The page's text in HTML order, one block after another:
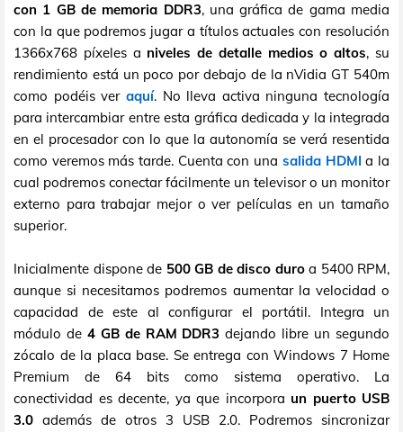
con 1 GB de memoria DDR3, una gráfica de gama media
con la que podremos jugar a títulos actuales con resolución
1366x768 píxeles a niveles de detalle medios o altos, su
rendimiento está un poco por debajo de la nVidia GT 540m
como podéis ver aquí. No lleva activa ninguna tecnología
para intercambiar entre esta gráfica dedicada y la integrada
en el procesador con lo que la autonomía se verá resentida
como veremos más tarde. Cuenta con una salida HDMIa la
cual podremos conectar fácilmente un televisor o un monitor
externo para trabajar mejor o ver películas en un tamaño
superior.
Inicialmente dispone de 500 GB de disco duroa 5400 RPM,
aunque si necesitamos podremos aumentar la velocidad o
capacidad de este al configurar el portátil. Integra un
módulo de 4 GB de RAM DDR3 dejando libre un segundo
zócalo de la placa base. Se entrega con Windows 7 Home
Premium de 64 bits como sistema operativo. La
conectividad es decente, ya que incorpora un puerto USB
3.0 además de otros 3 USB 2.0. Podremos sincronizar